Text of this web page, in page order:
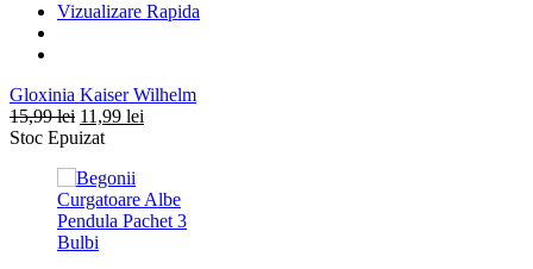
Vizualizare Rapida
Gloxinia Kaiser Wilhelm
15,99lei Prețul
inițial
fost:
15,99 lei.
11,99 lei
Stoc Epuizat